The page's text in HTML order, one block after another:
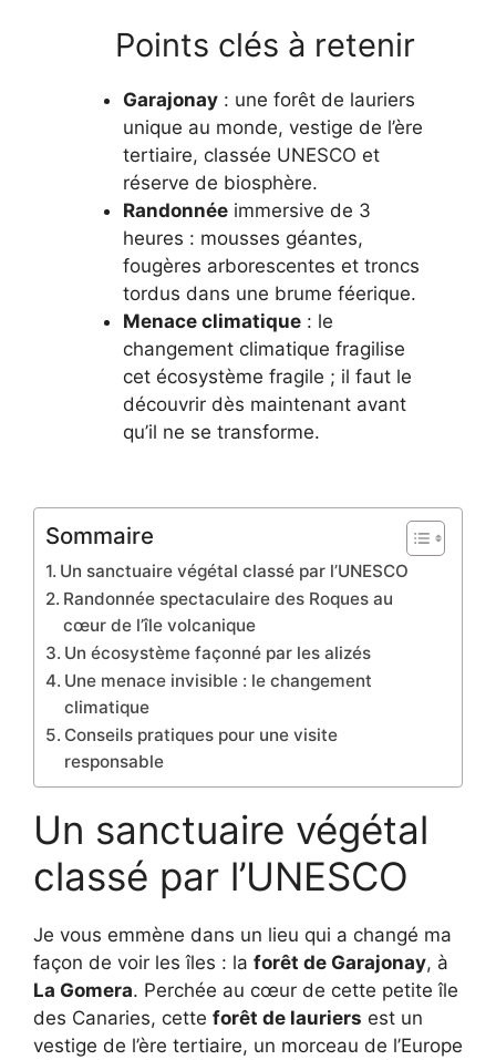
Points clés à retenir
Garajonay : une forêt de lauriers
unique au monde, vestige de l’ère
tertiaire, classée UNESCO et
réserve de biosphère.
Randonnée immersive de 3
heures : mousses géantes,
fougères arborescentes et troncs
tordus dans une brume féerique.
Menace climatique : le
changement climatique fragilise
cet écosystème fragile ; il faut le
découvrir dès maintenant avant
qu’il ne se transforme.
Sommaire
Un sanctuaire végétal classé par l’UNESCO
Randonnée spectaculaire des Roques au
cœur de l’île volcanique
Un écosystème façonné par les alizés
Une menace invisible : le changement
climatique
Conseils pratiques pour une visite
responsable
Un sanctuaire végétal
classé par l’UNESCO
Je vous emmène dans un lieu qui a changé ma
façon de voir les îles : la forêt de Garajonay, à
La Gomera. Perchée au cœur de cette petite île
des Canaries, cette forêt de lauriers est un
vestige de l’ère tertiaire, un morceau de l’Europe